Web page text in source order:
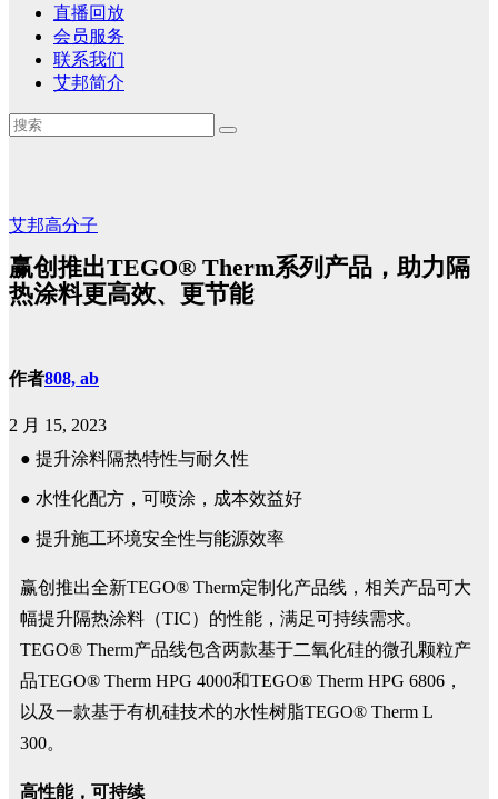
直播回放
会员服务
联系我们
艾邦简介
艾邦高分子
赢创推出TEGO® Therm系列产品，助力隔
热涂料更高效、更节能
作者808, ab
2 月 15, 2023
● 提升涂料隔热特性与耐久性
● 水性化配方，可喷涂，成本效益好
● 提升施工环境安全性与能源效率
赢创推出全新TEGO® Therm定制化产品线，相关产品可大
幅提升隔热涂料（TIC）的性能，满足可持续需求。
TEGO® Therm产品线包含两款基于二氧化硅的微孔颗粒产
品TEGO® Therm HPG 4000和TEGO® Therm HPG 6806，
以及一款基于有机硅技术的水性树脂TEGO® Therm L
300。
高性能，可持续